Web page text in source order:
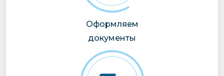
Оформляем
документы